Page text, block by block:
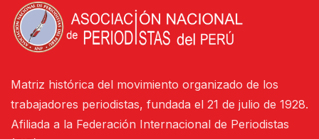
Matriz histórica del movimiento organizado de los
trabajadores periodistas, fundada el 21 de julio de 1928.
Afiliada a la Federación Internacional de Periodistas